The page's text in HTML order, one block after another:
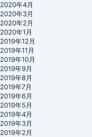
2020年4月
2020年3月
2020年2月
2020年1月
2019年12月
2019年11月
2019年10月
2019年9月
2019年8月
2019年7月
2019年6月
2019年5月
2019年4月
2019年3月
2019年2月